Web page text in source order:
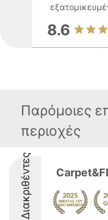
8.6
Παρόμοιες
περιοχές
Διακριθέντες